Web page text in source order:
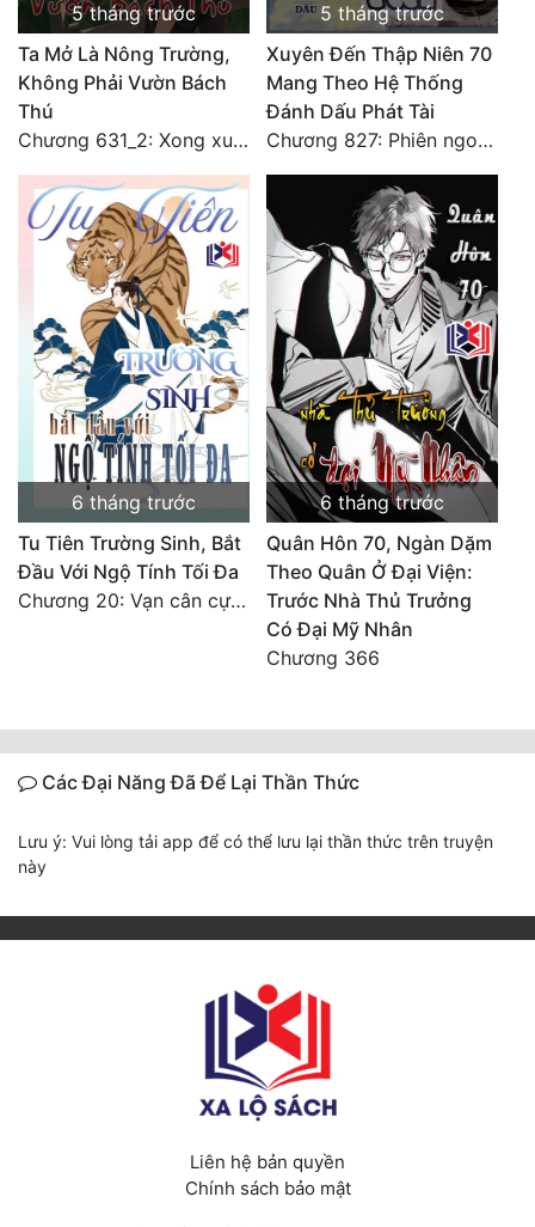
5 tháng trước
Ta Mở Là Nông Trường,
Không Phải Vườn Bách
Thú
Chương 631_2: Xong xuôi (HẾT)
5 tháng trước
Xuyên Đến Thập Niên 70
Mang Theo Hệ Thống
Đánh Dấu Phát Tài
Chương 827: Phiên ngoại 12 - Toàn Hoàn Văn
6 tháng trước
Tu Tiên Trường Sinh, Bắt
Đầu Với Ngộ Tính Tối Đa
Chương 20: Vạn cân cự lực
6 tháng trước
Quân Hôn 70, Ngàn Dặm
Theo Quân Ở Đại Viện:
Trước Nhà Thủ Trưởng
Có Đại Mỹ Nhân
Chương 366
Các Đại Năng Đã Để Lại Thần Thức
Lưu ý: Vui lòng tải app để có thể lưu lại thần thức trên truyện
này
Liên hệ bản quyền
Chính sách bảo mật